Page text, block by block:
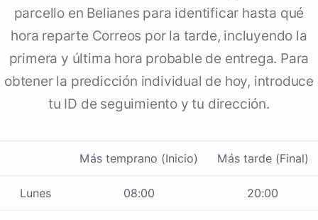
parcello en Belianes para identificar hasta qué
hora reparte Correos por la tarde, incluyendo la
primera y última hora probable de entrega. Para
obtener la predicción individual de hoy, introduce
tu ID de seguimiento y tu dirección.
Más temprano (Inicio) Más tarde (Final)
Lunes 08:00 20:00